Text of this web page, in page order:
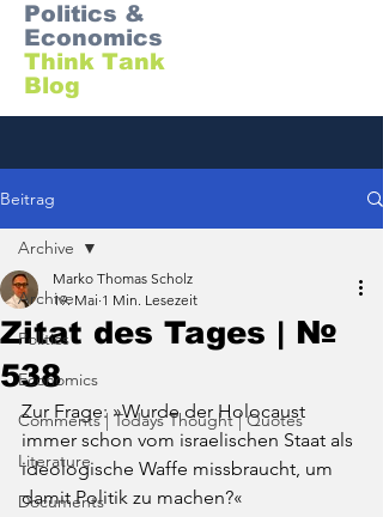
Politics &
Economics
Think Tank
Blog
Beitrag
Archive
Politics
Economics
Comments | Todays Thought | Quotes
Literature
Documents
Archive
Zitat des Tages | №
538
Marko Thomas Scholz
19. Mai 1 Min. Lesezeit
Zur Frage: »Wurde der Holocaust
immer schon vom israelischen Staat als
ideologische Waffe missbraucht, um
damit Politik zu machen?«